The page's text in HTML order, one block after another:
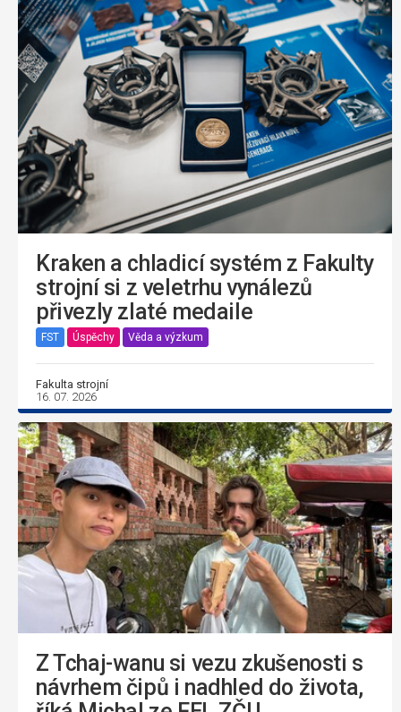
Kraken a chladicí systém z Fakulty
strojní si z veletrhu vynálezů
přivezly zlaté medaile
FST Úspěchy Věda a výzkum
Fakulta strojní
16. 07. 2026
Z Tchaj-wanu si vezu zkušenosti s
návrhem čipů i nadhled do života,